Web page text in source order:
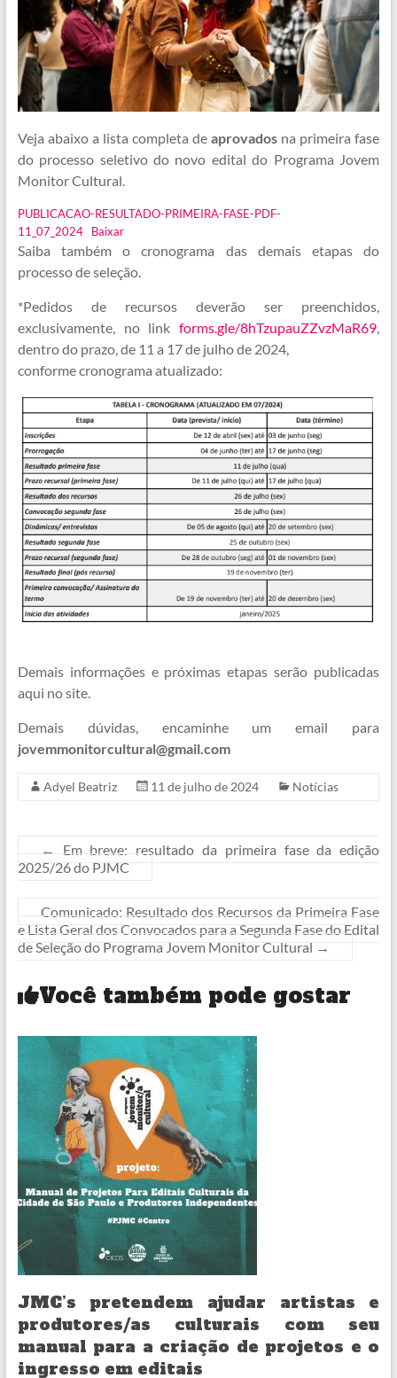
Veja abaixo a lista completa de aprovados na primeira fase
do processo seletivo do novo edital do Programa Jovem
Monitor Cultural.
PUBLICACAO-RESULTADO-PRIMEIRA-FASE-PDF-
11_07_2024
Baixar
Saiba também o cronograma das demais etapas do
processo de seleção.
*Pedidos de recursos deverão ser preenchidos,
exclusivamente, no linkforms.gle/8hTzupauZZvzMaR69,
dentro do prazo, de 11 a 17 de julho de 2024,
conforme cronograma atualizado:
Demais informações e próximas etapas serão publicadas
aqui no site.
Demais dúvidas, encaminhe um email para
jovemmonitorcultural@gmail.com
Adyel Beatriz 11 de julho de 2024 Notícias
←
Em breve: resultado da primeira fase da edição
2025/26 do PJMC
Comunicado: Resultado dos Recursos da Primeira Fase
e Lista Geral dos Convocados para a Segunda Fase do Edital
de Seleção do Programa Jovem Monitor Cultural →
Você também pode gostar
JMC’s pretendem ajudar artistas e
produtores/as culturais com seu
manual para a criação de projetos e o
ingresso em editais